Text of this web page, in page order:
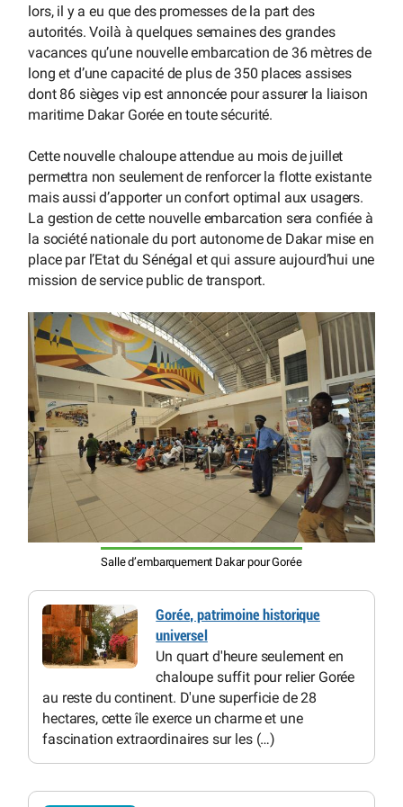
lors, il y a eu que des promesses de la part des
autorités. Voilà à quelques semaines des grandes
vacances qu’une nouvelle embarcation de 36 mètres de
long et d’une capacité de plus de 350 places assises
dont 86 sièges vip est annoncée pour assurer la liaison
maritime Dakar Gorée en toute sécurité.
Cette nouvelle chaloupe attendue au mois de juillet
permettra non seulement de renforcer la flotte existante
mais aussi d’apporter un confort optimal aux usagers.
La gestion de cette nouvelle embarcation sera confiée à
la société nationale du port autonome de Dakar mise en
place par l’Etat du Sénégal et qui assure aujourd’hui une
mission de service public de transport.
Salle d’embarquement Dakar pour Gorée
Gorée, patrimoine historique
universel
Un quart d'heure seulement en
chaloupe suffit pour relier Gorée
au reste du continent. D'une superficie de 28
hectares, cette île exerce un charme et une
fascination extraordinaires sur les (…)